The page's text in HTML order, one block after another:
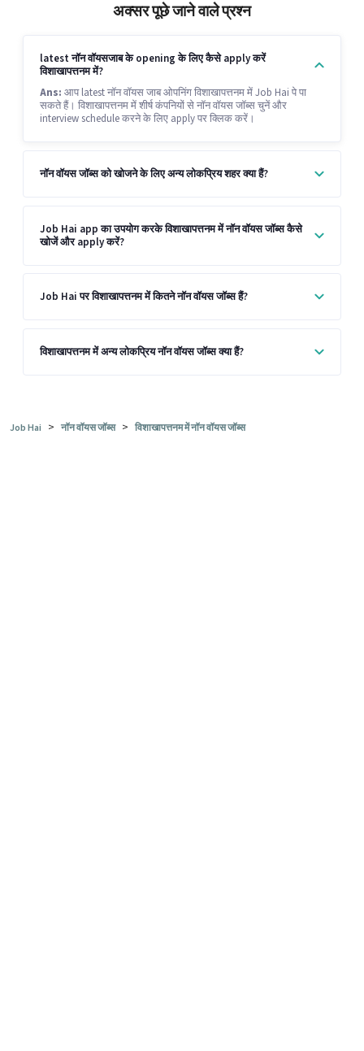
अक्सर पूछे जाने वाले प्रश्न
latest नॉन वॉयसजाब के opening के लिए कैसे apply करें
विशाखापत्तनम में?
Ans: आप latest नॉन वॉयस जाब ओपनिंग विशाखापत्तनम में Job Hai पे पा
सकते हैं। विशाखापत्तनम में शीर्ष कंपनियों से नॉन वॉयस जॉब्स चुनें और
interview schedule करने के लिए apply पर क्लिक करें।
नॉन वॉयस जॉब्स को खोजने के लिए अन्य लोकप्रिय शहर क्या हैं?
Job Hai app का उपयोग करके विशाखापत्तनम में नॉन वॉयस जॉब्स कैसे
खोजें और apply करें?
Job Hai पर विशाखापत्तनम में कितने नॉन वॉयस जॉब्स हैं?
विशाखापत्तनम में अन्य लोकप्रिय नॉन वॉयस जॉब्स क्या हैं?
Job Hai > नॉन वॉयस जॉब्स > विशाखापत्तनम में नॉन वॉयस जॉब्स